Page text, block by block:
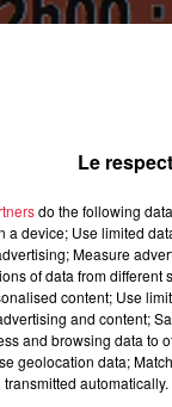
Le
do the following
a device; Use limited
Measure
of data from
content; Use
and content;
and browsing data to
geolocation data;
automatically.